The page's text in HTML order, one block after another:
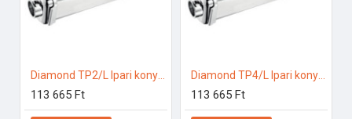
113 665 Ft
Diamond TP4/L Ipari konyhai előkészítés
113 665 Ft